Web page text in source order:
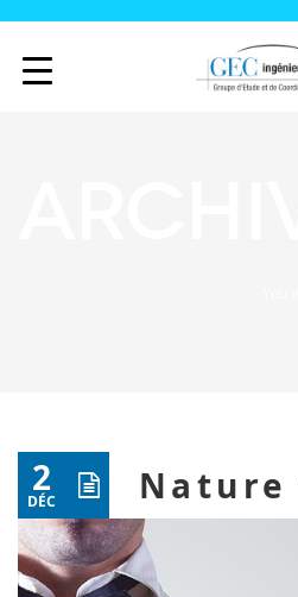
2
DÉC Nature